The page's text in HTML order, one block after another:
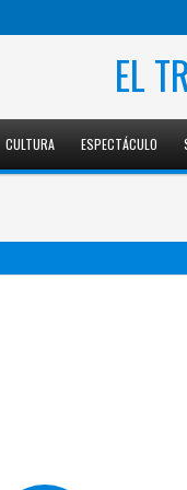
EL
CULTURA ESPECTÁCULO